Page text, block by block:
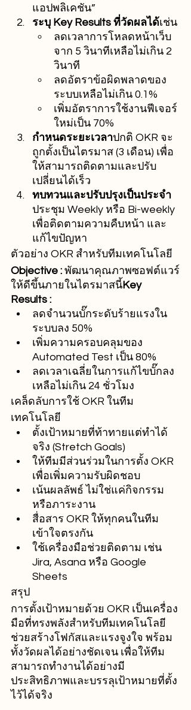
แอปพลิเคชัน”
ระบุ Key Results ที่วัดผลได้เช่น
ลดเวลาการโหลดหน้าเว็บ
จาก 5 วินาทีเหลือไม่เกิน 2
วินาที
ลดอัตราข้อผิดพลาดของ
ระบบเหลือไม่เกิน 0.1%
เพิ่มอัตราการใช้งานฟีเจอร์
ใหม่เป็น 70%
กำหนดระยะเวลาปกติ OKR จะ
ถูกตั้งเป็นไตรมาส (3 เดือน) เพื่อ
ให้สามารถติดตามและปรับ
เปลี่ยนได้เร็ว
ทบทวนและปรับปรุงเป็นประจำ
ประชุม Weekly หรือ Bi-weekly
เพื่อติดตามความคืบหน้า และ
แก้ไขปัญหา
ตัวอย่าง OKR สำหรับทีมเทคโนโลยี
Objective : พัฒนาคุณภาพซอฟต์แวร์
ให้ดีขึ้นภายในไตรมาสนี้Key
Results :
ลดจำนวนบั๊กระดับร้ายแรงใน
ระบบลง 50%
เพิ่มความครอบคลุมของ
Automated Test เป็น 80%
ลดเวลาเฉลี่ยในการแก้ไขบั๊กลง
เหลือไม่เกิน 24 ชั่วโมง
เคล็ดลับการใช้ OKR ในทีม
เทคโนโลยี
ตั้งเป้าหมายที่ท้าทายแต่ทำได้
จริง (Stretch Goals)
ให้ทีมมีส่วนร่วมในการตั้ง OKR
เพื่อเพิ่มความรับผิดชอบ
เน้นผลลัพธ์ ไม่ใช่แค่กิจกรรม
หรือภาระงาน
สื่อสาร OKR ให้ทุกคนในทีม
เข้าใจตรงกัน
ใช้เครื่องมือช่วยติดตาม เช่น
Jira, Asana หรือ Google
Sheets
สรุป
การตั้งเป้าหมายด้วย OKR เป็นเครื่อง
มือที่ทรงพลังสำหรับทีมเทคโนโลยี
ช่วยสร้างโฟกัสและแรงจูงใจ พร้อม
ทั้งวัดผลได้อย่างชัดเจน เพื่อให้ทีม
สามารถทำงานได้อย่างมี
ประสิทธิภาพและบรรลุเป้าหมายที่ตั้ง
ไว้ได้จริง